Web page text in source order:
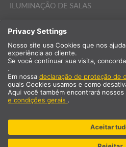
ILUMINAÇÃO DE SALAS
EMPRESA E SERVIÇOS
PT
Selecção
clientes
© SLV Germany 2026. All